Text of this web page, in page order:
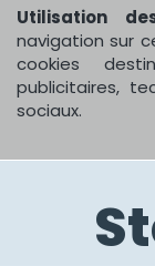
Utilisation
navigation sur
cookies
publicitaires,
sociaux.